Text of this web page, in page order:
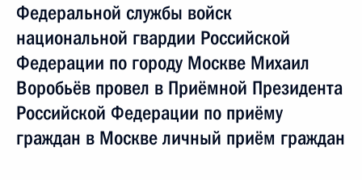
Федеральной службы войск
национальной гвардии Российской
Федерации по городу Москве Михаил
Воробьёв провел в Приёмной Президента
Российской Федерации по приёму
граждан в Москве личный приём граждан